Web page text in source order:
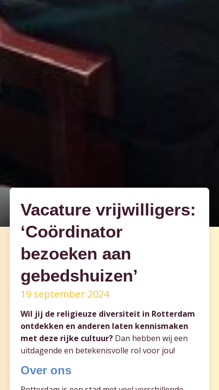
Vacature vrijwilligers:
‘Coördinator
bezoeken aan
gebedshuizen’
19 september 2024
Wil jij de religieuze diversiteit in Rotterdam
ontdekken en anderen laten kennismaken
met deze rijke cultuur? Dan hebben wij een
uitdagende en betekenisvolle rol voor jou!
Over ons